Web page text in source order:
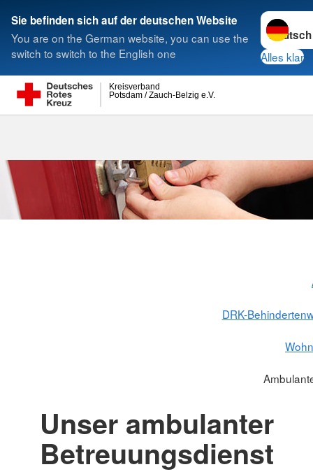
Sie befinden sich auf der deutschen Website
You are on the German website, you can use the
switch to switch to the English one
Sprache
Alles klar
Potsdam / Zauch-Belzig e.V.
Kreisverband
Suche
DRK-
Unser ambulanter
Betreuungsdienst